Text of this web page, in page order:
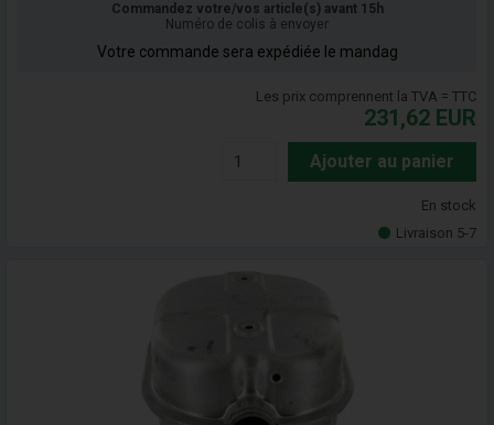
Commandez votre/vos article(s) avant 15h
Numéro de colis à envoyer
Votre commande sera expédiée le mandag
Les prix comprennent la TVA = TTC
231,62 EUR
Ajouter au panier
En stock
Livraison 5-7